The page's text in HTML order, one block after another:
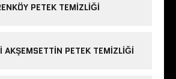
PETEK TEMIZLIĞI
AKŞEMSETTIN PETEK TEMIZLIĞI